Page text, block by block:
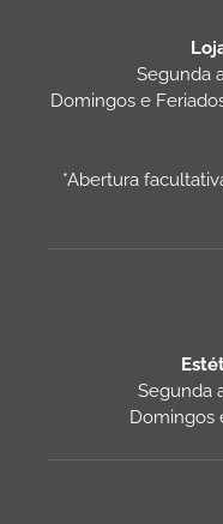
Segunda
Domingos e
*Abertura
Segunda
Domingos